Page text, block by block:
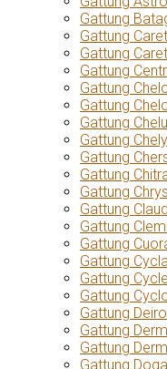
Gattung
Gattung
Gattung
Gattung
Gattung
Gattung
Gattung
Gattung
Gattung
Gattung
Gattung
Gattung
Gattung
Gattung
Gattung
Gattung
Gattung
Gattung
Gattung
Gattung
Gattung